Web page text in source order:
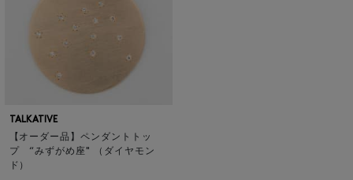
TALKATIVE
【オーダー品】ペンダントトッ
プ “みずがめ座" （ダイヤモン
ド）